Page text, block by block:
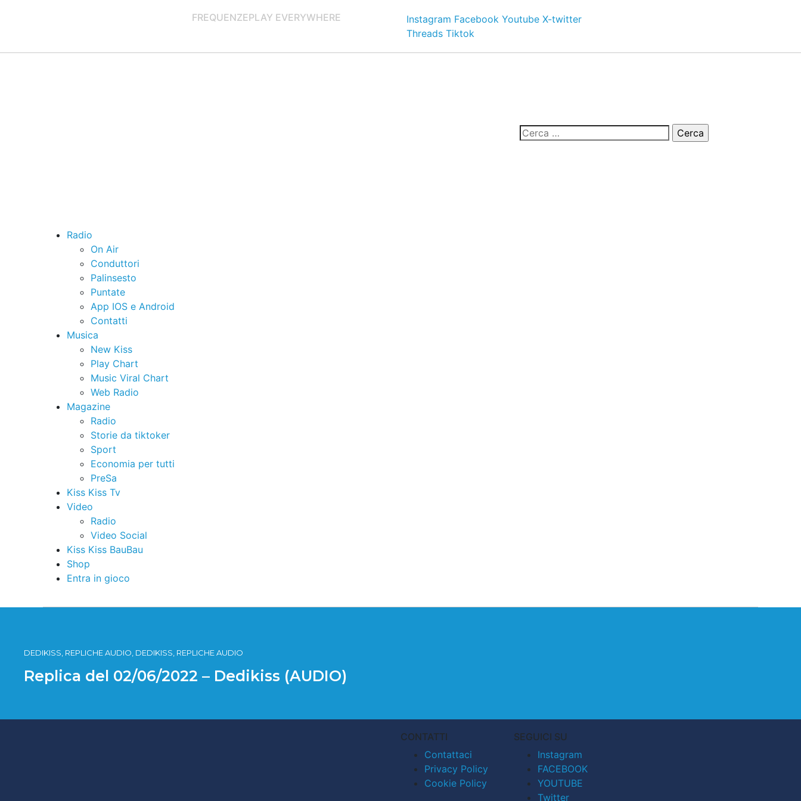
FREQUENZEPLAY EVERYWHERE Instagram Facebook Youtube X-twitter
Threads Tiktok
Radio
On Air
Conduttori
Palinsesto
Puntate
App IOS e Android
Contatti
Musica
New Kiss
Play Chart
Music Viral Chart
Web Radio
Magazine
Radio
Storie da tiktoker
Sport
Economia per tutti
PreSa
Kiss Kiss Tv
Video
Radio
Video Social
Kiss Kiss BauBau
Shop
Entra in gioco
DEDIKISS, REPLICHE AUDIO, DEDIKISS, REPLICHE AUDIO
Replica del 02/06/2022 – Dedikiss (AUDIO)
CONTATTI
Contattaci
Privacy Policy
Cookie Policy
SEGUICI SU
Instagram
FACEBOOK
YOUTUBE
Twitter